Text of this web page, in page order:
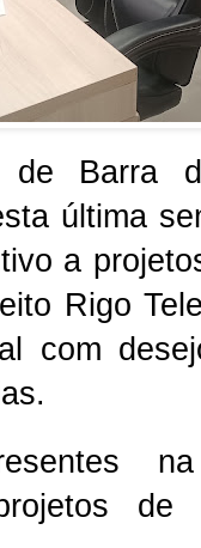
de Barra
última
a
Rigo
com
de